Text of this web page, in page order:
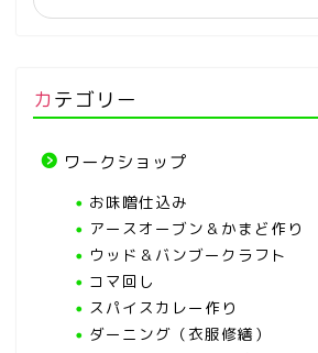
カテゴリー
ワークショップ
お味噌仕込み
アースオーブン＆かまど作り
ウッド＆バンブークラフト
コマ回し
スパイスカレー作り
ダーニング（衣服修繕）